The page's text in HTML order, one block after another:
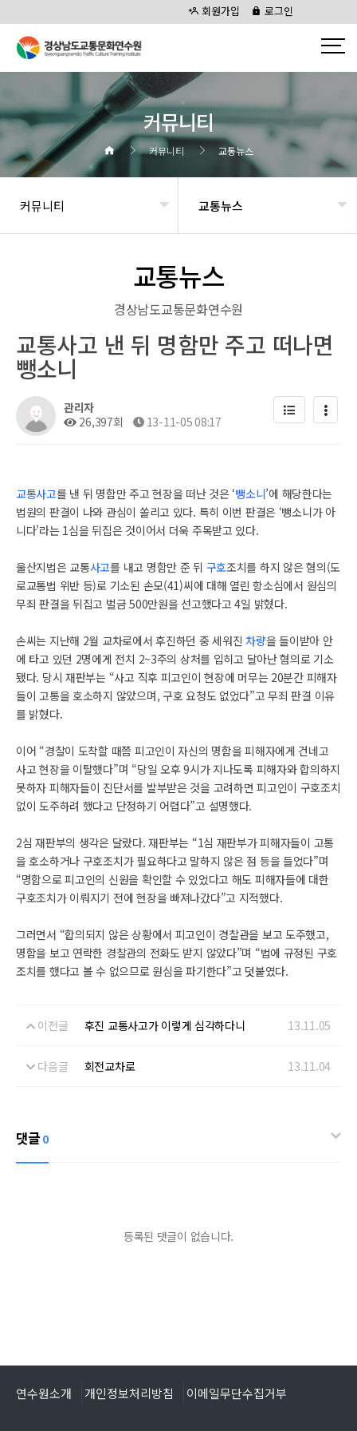
회원가입 로그인
커뮤니티
커뮤니티 교통뉴스
커뮤니티 교통뉴스
교통뉴스
경상남도교통문화연수원
교통사고 낸 뒤 명함만 주고 떠나면
뺑소니
관리자
26,397회
13-11-05 08:17
교통사고를 낸 뒤 명함만 주고 현장을 떠난 것은 ‘뺑소니’에 해당한다는
법원의 판결이 나와 관심이 쏠리고 있다. 특히 이번 판결은 ‘뺑소니가 아
니다’라는 1심을 뒤집은 것이어서 더욱 주목받고 있다.
울산지법은 교통사고를 내고 명함만 준 뒤 구호조치를 하지 않은 혐의(도
로교통법 위반 등)로 기소된 손모(41)씨에 대해 열린 항소심에서 원심의
무죄 판결을 뒤집고 벌금 500만원을 선고했다고 4일 밝혔다.
손씨는 지난해 2월 교차로에서 후진하던 중 세워진차량을 들이받아 안
에 타고 있던 2명에게 전치 2~3주의 상처를 입히고 달아난 혐의로 기소
됐다. 당시 재판부는 “사고 직후 피고인이 현장에 머무는 20분간 피해자
들이 고통을 호소하지 않았으며, 구호 요청도 없었다”고 무죄 판결 이유
를 밝혔다.
이어 “경찰이 도착할 때쯤 피고인이 자신의 명함을 피해자에게 건네고
사고 현장을 이탈했다”며 “당일 오후 9시가 지나도록 피해자와 합의하지
못하자 피해자들이 진단서를 발부받은 것을 고려하면 피고인이 구호조치
없이 도주하려 했다고 단정하기 어렵다”고 설명했다.
2심 재판부의 생각은 달랐다. 재판부는 “1심 재판부가 피해자들이 고통
을 호소하거나 구호조치가 필요하다고 말하지 않은 점 등을 들었다”며
“명함으로 피고인의 신원을 확인할 수 있었다고 해도 피해자들에 대한
구호조치가 이뤄지기 전에 현장을 빠져나갔다”고 지적했다.
그러면서 “합의되지 않은 상황에서 피고인이 경찰관을 보고 도주했고,
명함을 보고 연락한 경찰관의 전화도 받지 않았다”며 “법에 규정된 구호
조치를 했다고 볼 수 없으므로 원심을 파기한다”고 덧붙였다.
이전글 후진 교통사고가 이렇게 심각하다니 13.11.05
다음글 회전교차로 13.11.04
댓글 0
등록된 댓글이 없습니다.
연수원소개 개인정보처리방침 이메일무단수집거부